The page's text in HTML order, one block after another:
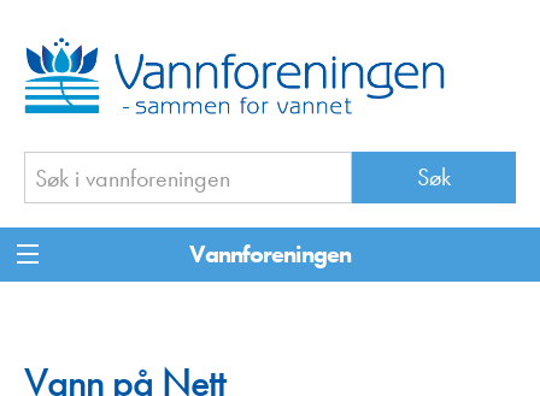
Vannforeningen
Vann på Nett